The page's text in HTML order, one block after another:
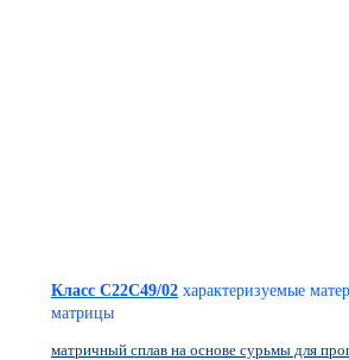
Класс C22C49/02 характеризуемые
матрицы
матричный сплав на основе сурьмы для